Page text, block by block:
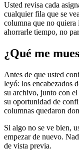
Usted revisa cada
cualquier fila que se
columna que no quiera
ahorrarle tiempo, no
¿Qué me
Antes de que usted
leyó: los encabezados
su archivo, junto con
su oportunidad de
columnas quedaron
Si algo no se ve bien,
empezar de nuevo.
de vista previa.